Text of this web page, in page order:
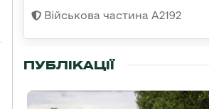
Військова частина А2192
ПУБЛІКАЦІЇ